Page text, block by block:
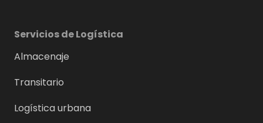
Servicios de Logística
Almacenaje
Transitario
Logística urbana